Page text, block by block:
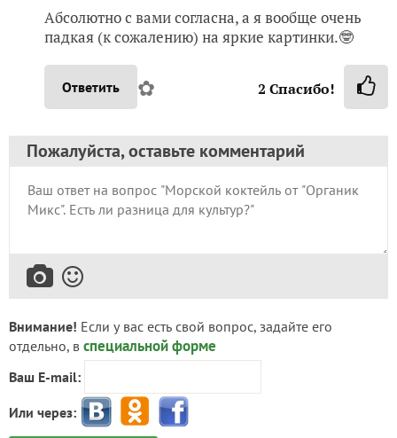
Абсолютно с вами согласна, а я вообще очень
падкая (к сожалению) на яркие картинки.🤓
Ответить ✿ 2 Спасибо!
Пожалуйста, оставьте комментарий
Внимание! Если у вас есть свой вопрос, задайте его
отдельно, в специальной форме
Ваш E-mail:
Или через: